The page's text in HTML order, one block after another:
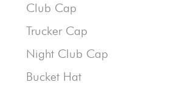
Club Cap
Trucker Cap
Night Club Cap
Bucket Hat